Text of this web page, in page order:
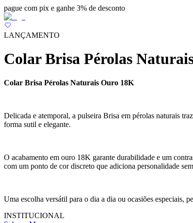
pague com pix e ganhe 3% de desconto
LANÇAMENTO
Colar Brisa Pérolas
Colar Brisa Pérolas Naturais Ouro 18K
Delicada e atemporal, a pulseira Brisa em pérolas naturais
forma sutil e elegante.
O acabamento em ouro 18K garante durabilidade e um
com um ponto de cor discreto que adiciona personalidade
Uma escolha versátil para o dia a dia ou ocasiões especiais,
INSTITUCIONAL